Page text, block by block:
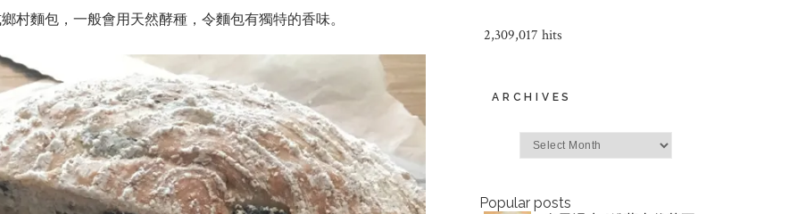
村麵包，一般會用天然酵種，令麵包有獨特的香味。
2,309,017 hits
ARCHIVES
Popular posts